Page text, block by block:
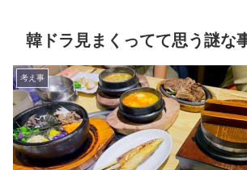
韓ドラ見まくってて思う謎な
考え事